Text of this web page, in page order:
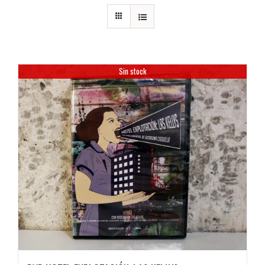
Sin stock